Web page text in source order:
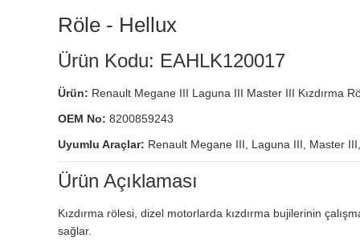
Röle - Hellux
Ürün Kodu: EAHLK120017
Ürün: Renault Megane III Laguna III Master III Kızdırma
OEM No: 8200859243
Uyumlu Araçlar: Renault Megane III, Laguna III, Master
Ürün Açıklaması
Kızdırma rölesi, dizel motorlarda kızdırma bujilerinin
sağlar.